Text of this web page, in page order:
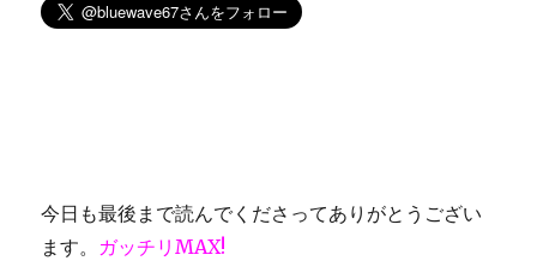
今日も最後まで読んでくださってありがとうござい
ます。 ガッチリMAX!